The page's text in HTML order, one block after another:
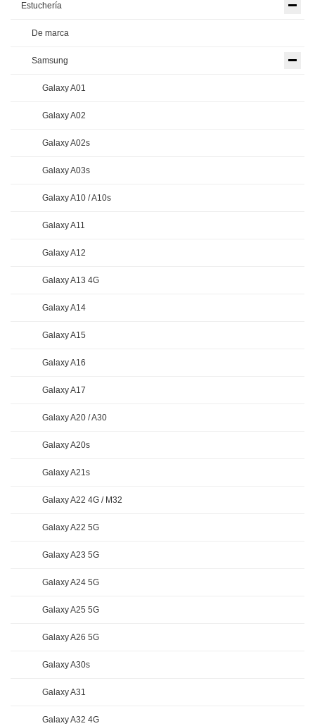
Estuchería
De marca
Samsung
Galaxy A01
Galaxy A02
Galaxy A02s
Galaxy A03s
Galaxy A10 / A10s
Galaxy A11
Galaxy A12
Galaxy A13 4G
Galaxy A14
Galaxy A15
Galaxy A16
Galaxy A17
Galaxy A20 / A30
Galaxy A20s
Galaxy A21s
Galaxy A22 4G / M32
Galaxy A22 5G
Galaxy A23 5G
Galaxy A24 5G
Galaxy A25 5G
Galaxy A26 5G
Galaxy A30s
Galaxy A31
Galaxy A32 4G